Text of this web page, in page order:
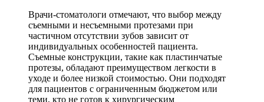
Врачи-стоматологи отмечают, что выбор между
съемными и несъемными протезами при
частичном отсутствии зубов зависит от
индивидуальных особенностей пациента.
Съемные конструкции, такие как пластинчатые
протезы, обладают преимуществом легкости в
уходе и более низкой стоимостью. Они подходят
для пациентов с ограниченным бюджетом или
теми, кто не готов к хирургическим